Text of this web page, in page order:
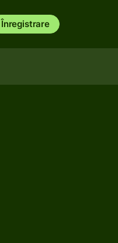
Înregistrare